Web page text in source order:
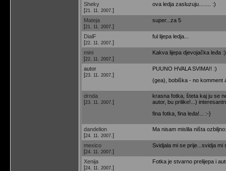
Sheky
[21. 11. 2007. ]
ova ledja zasluzuju........ :)
Mateja
[21. 11. 2007. ]
super...za 5
DialF
[22. 11. 2007. ]
ful lijepa ledja...
mini
[22. 11. 2007. ]
Kakva lijepa djevojačka leđa
autor
[23. 11. 2007. ]
PUUNO HVALA SVIMA!! :)
(gea), bobiška - no komment
drnda
[23. 11. 2007. ]
krasna fotka, šteta kaj ju se
autor, bu prilike!...)
fina fotka, fina leđa!... :-}
dandelion
[24. 11. 2007. ]
Ma nisam mislila ništa
mexico
[24. 11. 2007. ]
Svidjala mi se prije...svidja mi
Xenija
[24. 11. 2007. ]
Fotka je stvarno prelijepa i